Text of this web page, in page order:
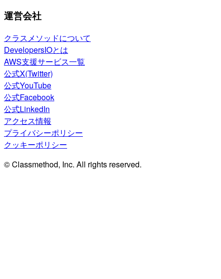
運営会社
クラスメソッドについて
DevelopersIOとは
AWS支援サービス一覧
公式X(Twitter)
公式YouTube
公式Facebook
公式LinkedIn
アクセス情報
プライバシーポリシー
クッキーポリシー
© Classmethod, Inc. All rights reserved.